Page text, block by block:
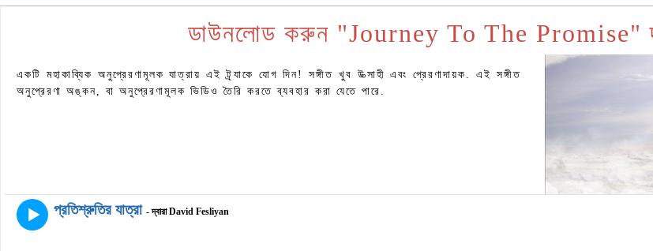
ডাউনলোড করুন "Journey To The Promise"
একটি মহাকাব্যিক অনুপ্রেরণামূলক যাত্রায় এই ট্র্যাকে যোগ দিন! সঙ্গীত খুব উত্সাহী এবং প্রেরণাদায়ক. এই সঙ্গীত
অনুপ্রেরণা অঙ্কন, বা অনুপ্রেরণামূলক ভিডিও তৈরি করতে ব্যবহার করা যেতে পারে.
প্রতিশ্রুতির যাত্রা - দ্বারা David Fesliyan